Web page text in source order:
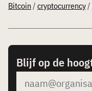
Bitcoin / cryptocurrency/
Blijf op de